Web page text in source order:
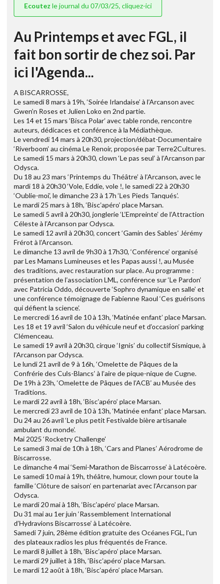
Ecoutez le journal du 07/03/25, cliquez-ici
Au Printemps et avec FGL, il
fait bon sortir de chez soi. Par
ici l'Agenda...
A BISCARROSSE,
Le samedi 8 mars à 19h, ‘Soirée Irlandaise’ à l’Arcanson avec
Gwen’n Roses et Julien Loko en 2nd partie.
Les 14 et 15 mars ‘Bisca Polar’ avec table ronde, rencontre
auteurs, dédicaces et conférence à la Médiathèque.
Le vendredi 14 mars à 20h30, projection/débat-Documentaire
‘Riverboom’ au cinéma Le Renoir, proposée par Terre2Cultures.
Le samedi 15 mars à 20h30, clown ‘Le pas seul’ à l’Arcanson par
Odysca.
Du 18 au 23 mars ‘Printemps du Théâtre’ à l’Arcanson, avec le
mardi 18 à 20h30 ‘Vole, Eddie, vole !, le samedi 22 à 20h30
‘Oublie-moi’, le dimanche 23 à 17h ‘Les Pieds Tanqués’.
Le mardi 25 mars à 18h, ‘Bisc’apéro’ place Marsan.
Le samedi 5 avril à 20h30, jonglerie ‘L’Empreinte’ de l’Attraction
Céleste à l’Arcanson par Odysca.
Le samedi 12 avril à 20h30, concert ‘Gamin des Sables’ Jérémy
Frérot à l’Arcanson.
Le dimanche 13 avril de 9h30 à 17h30, ‘Conférence’ organisé
par Les Mamans Lumineuses et les Papas aussi !, au Musée
des traditions, avec restauration sur place. Au programme :
présentation de l’association LML, conférence sur ‘Le Pardon’
avec Patricia Oddo, découverte ‘Sophro dynamique en salle’ et
une conférence témoignage de Fabienne Raoul ‘Ces guérisons
qui défient la science’.
Le mercredi 16 avril de 10 à 13h, ‘Matinée enfant’ place Marsan.
Les 18 et 19 avril ‘Salon du véhicule neuf et d’occasion’ parking
Clémenceau.
Le samedi 19 avril à 20h30, cirque ‘Ignis’ du collectif Sismique, à
l’Arcanson par Odysca.
Le lundi 21 avril de 9 à 16h, ‘Omelette de Pâques de la
Confrérie des Culs-Blancs’ à l’aire de pique-nique de Cugne.
De 19h à 23h, ‘Omelette de Pâques de l’ACB’ au Musée des
Traditions.
Le mardi 22 avril à 18h, ‘Bisc’apéro’ place Marsan.
Le mercredi 23 avril de 10 à 13h, ‘Matinée enfant’ place Marsan.
Du 24 au 26 avril ‘Le plus petit Festivalde bière artisanale
ambulant du monde’.
Mai 2025 ‘Rocketry Challenge’
Le samedi 3 mai de 10h à 18h, ‘Cars and Planes’ Aérodrome de
Biscarrosse.
Le dimanche 4 mai ‘Semi-Marathon de Biscarrosse’ à Latécoère.
Le samedi 10 mai à 19h, théâtre, humour, clown pour toute la
famille ‘Clôture de saison’ en partenariat avec l’Arcanson par
Odysca.
Le mardi 20 mai à 18h, ‘Bisc’apéro’ place Marsan.
Du 31 mai au 1er juin ‘Rassemblement International
d’Hydravions Biscarrosse’ à Latécoère.
Samedi 7 juin, 28ème édition gratuite des Océanes FGL, l’un
des plateaux radios les plus fréquentés de France.
Le mardi 8 juillet à 18h, ‘Bisc’apéro’ place Marsan.
Le mardi 29 juillet à 18h, ‘Bisc’apéro’ place Marsan.
Le mardi 12 août à 18h, ‘Bisc’apéro’ place Marsan.